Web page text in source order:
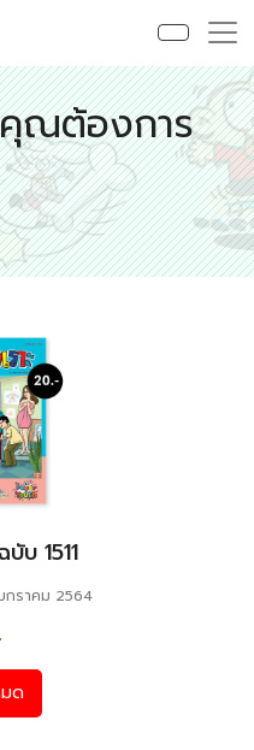
ณต้องการ
บ 1511
กราคม 2564
ด